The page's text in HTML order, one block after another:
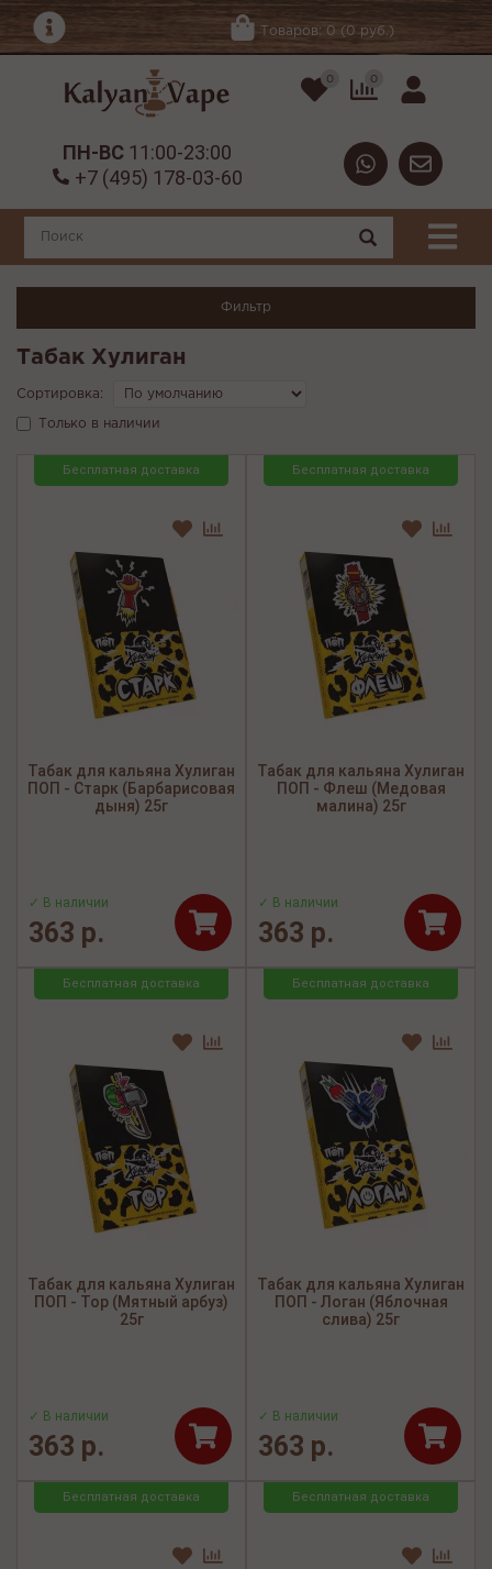
Товаров: 0 (0 руб.)
0 0
ПН-ВС 11:00-23:00
+7 (495) 178-03-60
Фильтр
Табак Хулиган
Сортировка:
Только в наличии
Бесплатная доставка
Табак для кальяна Хулиган
ПОП - Старк (Барбарисовая
дыня) 25г
✓ В наличии
363 р.
Бесплатная доставка
Табак для кальяна Хулиган
ПОП - Флеш (Медовая
малина) 25г
✓ В наличии
363 р.
Бесплатная доставка
Табак для кальяна Хулиган
ПОП - Тор (Мятный арбуз)
25г
✓ В наличии
363 р.
Бесплатная доставка
Табак для кальяна Хулиган
ПОП - Логан (Яблочная
слива) 25г
✓ В наличии
363 р.
Бесплатная доставка Бесплатная доставка